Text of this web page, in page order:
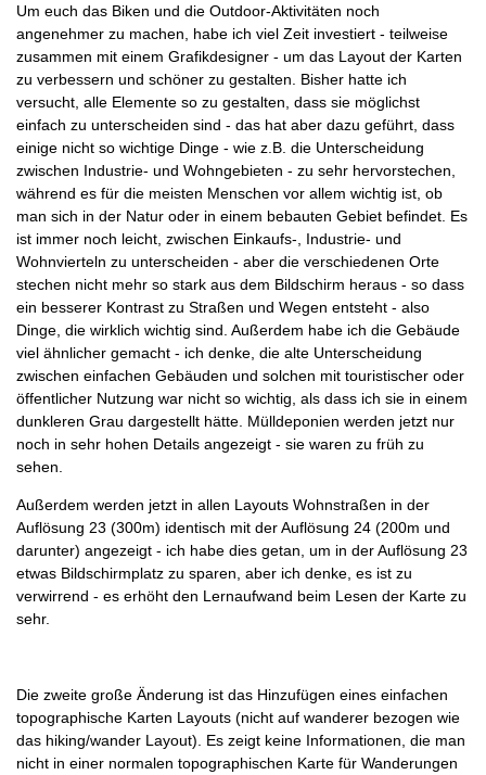
Um euch das Biken und die Outdoor-Aktivitäten noch
angenehmer zu machen, habe ich viel Zeit investiert - teilweise
zusammen mit einem Grafikdesigner - um das Layout der Karten
zu verbessern und schöner zu gestalten. Bisher hatte ich
versucht, alle Elemente so zu gestalten, dass sie möglichst
einfach zu unterscheiden sind - das hat aber dazu geführt, dass
einige nicht so wichtige Dinge - wie z.B. die Unterscheidung
zwischen Industrie- und Wohngebieten - zu sehr hervorstechen,
während es für die meisten Menschen vor allem wichtig ist, ob
man sich in der Natur oder in einem bebauten Gebiet befindet. Es
ist immer noch leicht, zwischen Einkaufs-, Industrie- und
Wohnvierteln zu unterscheiden - aber die verschiedenen Orte
stechen nicht mehr so stark aus dem Bildschirm heraus - so dass
ein besserer Kontrast zu Straßen und Wegen entsteht - also
Dinge, die wirklich wichtig sind. Außerdem habe ich die Gebäude
viel ähnlicher gemacht - ich denke, die alte Unterscheidung
zwischen einfachen Gebäuden und solchen mit touristischer oder
öffentlicher Nutzung war nicht so wichtig, als dass ich sie in einem
dunkleren Grau dargestellt hätte. Mülldeponien werden jetzt nur
noch in sehr hohen Details angezeigt - sie waren zu früh zu
sehen.
Außerdem werden jetzt in allen Layouts Wohnstraßen in der
Auflösung 23 (300m) identisch mit der Auflösung 24 (200m und
darunter) angezeigt - ich habe dies getan, um in der Auflösung 23
etwas Bildschirmplatz zu sparen, aber ich denke, es ist zu
verwirrend - es erhöht den Lernaufwand beim Lesen der Karte zu
sehr.
Die zweite große Änderung ist das Hinzufügen eines einfachen
topographische Karten Layouts (nicht auf wanderer bezogen wie
das hiking/wander Layout). Es zeigt keine Informationen, die man
nicht in einer normalen topographischen Karte für Wanderungen